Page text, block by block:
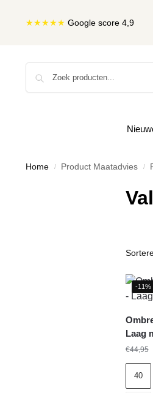
★★★★★ Google score 4,9
Home / Product Maatadvies /
-11%
Laag
€44,95
40